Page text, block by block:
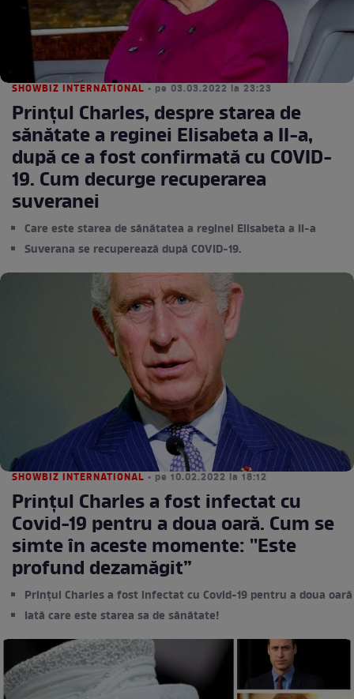
SHOWBIZ INTERNATIONAL • pe 03.03.2022 la 23:23
Prințul Charles, despre starea de
sănătate a reginei Elisabeta a II-a,
după ce a fost confirmată cu COVID-
19. Cum decurge recuperarea
suveranei
Care este starea de sănătatea a reginei Elisabeta a II-a
Suverana se recuperează după COVID-19.
SHOWBIZ INTERNATIONAL • pe 10.02.2022 la 18:12
Prințul Charles a fost infectat cu
Covid-19 pentru a doua oară. Cum se
simte în aceste momente: ''Este
profund dezamăgit”
Prințul Charles a fost infectat cu Covid-19 pentru a doua oară
Iată care este starea sa de sănătate!